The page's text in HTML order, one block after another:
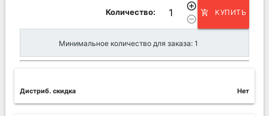
Количество:
add_circle_outline
remove_circle_outline
add_shopping_cart КУПИТЬ
Минимальное количество для заказа: 1
Дистриб. скидка Нет